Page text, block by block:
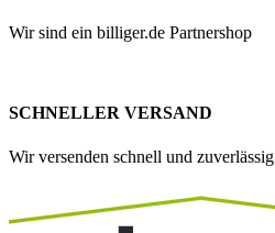
Wir sind ein billiger.de Partnershop
SCHNELLER VERSAND
Wir versenden schnell und zuverlässig